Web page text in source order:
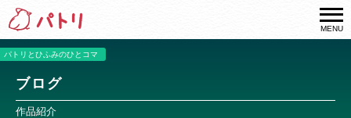
MENU
パトリとひふみのひとコマ
ブログ
作品紹介